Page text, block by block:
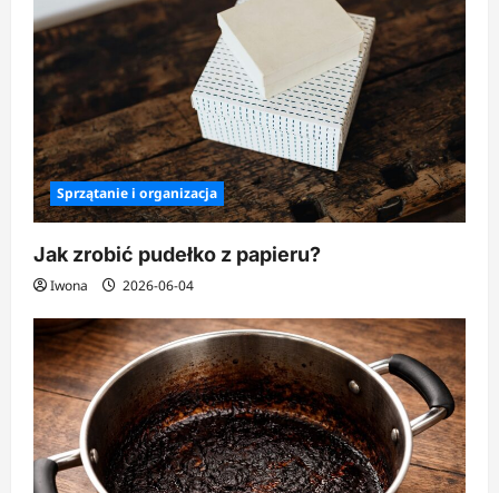
Sprzątanie i organizacja
Jak zrobić pudełko z papieru?
Iwona 2026-06-04